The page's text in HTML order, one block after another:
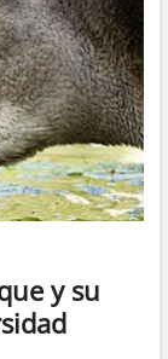
y su